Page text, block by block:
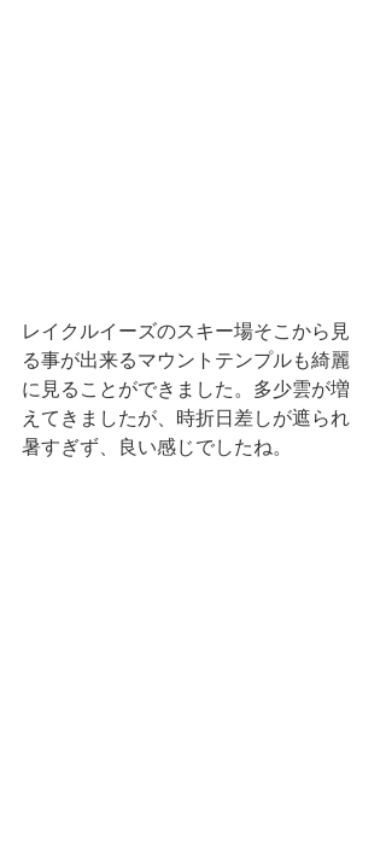
レイクルイーズのスキー場そこから見
る事が出来るマウントテンプルも綺麗
に見ることができました。多少雲が増
えてきましたが、時折日差しが遮られ
暑すぎず、良い感じでしたね。